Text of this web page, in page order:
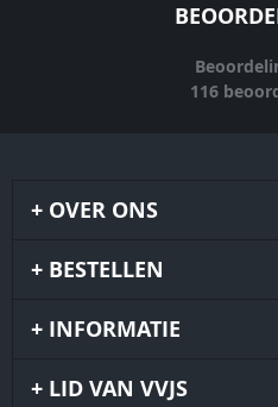
116
OVER ONS
BESTELLEN
INFORMATIE
LID VAN VVJS